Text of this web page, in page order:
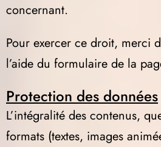
concernant.
Pour exercer ce droit, merci
l’aide du formulaire de la
Protection des données
L’intégralité des contenus,
formats (textes, images